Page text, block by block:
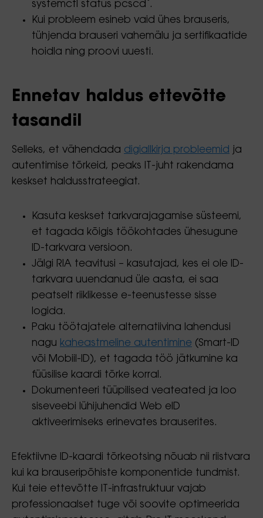
systemctl status pcscd`.
Kui probleem esineb vaid ühes brauseris,
tühjenda brauseri vahemälu ja sertifikaatide
hoidla ning proovi uuesti.
Ennetav haldus ettevõtte
tasandil
Selleks, et vähendada digiallkirja probleemid ja
autentimise tõrkeid, peaks IT-juht rakendama
keskset haldusstrateegiat.
Kasuta keskset tarkvarajagamise süsteemi,
et tagada kõigis töökohtades ühesugune
ID-tarkvara versioon.
Jälgi RIA teavitusi – kasutajad, kes ei ole ID-
tarkvara uuendanud üle aasta, ei saa
peatselt riiklikesse e-teenustesse sisse
logida.
Paku töötajatele alternatiivina lahendusi
nagu kaheastmeline autentimine (Smart-ID
või Mobiil-ID), et tagada töö jätkumine ka
füüsilise kaardi tõrke korral.
Dokumenteeri tüüpilised veateated ja loo
siseveebi lühijuhendid Web eID
aktiveerimiseks erinevates brauserites.
Efektiivne ID-kaardi tõrkeotsing nõuab nii riistvara
kui ka brauseripõhiste komponentide tundmist.
Kui teie ettevõtte IT-infrastruktuur vajab
professionaalset tuge või soovite optimeerida